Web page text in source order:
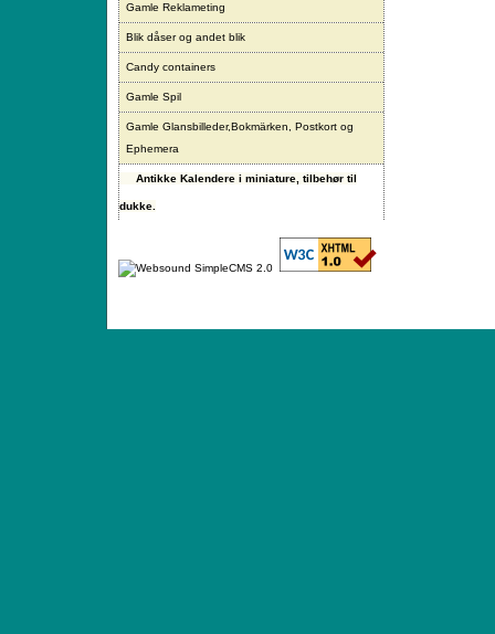
Gamle Reklameting
Blik dåser og andet blik
Candy containers
Gamle Spil
Gamle Glansbilleder,Bokmärken, Postkort og
Ephemera
Antikke Kalendere i miniature, tilbehør til
dukke.